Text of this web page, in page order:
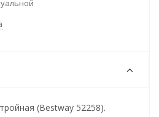
(Bestway 52258).